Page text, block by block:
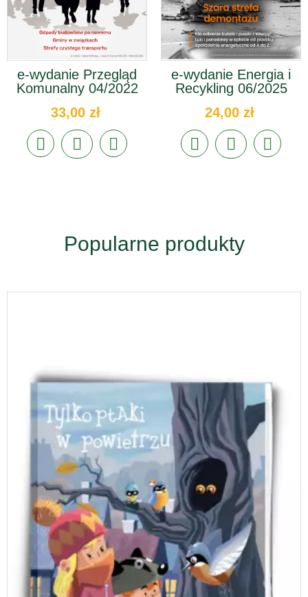
e-wydanie Przegląd
Komunalny 04/2022
33,00 zł
e-wydanie Energia i
Recykling 06/2025
24,00 zł
Popularne produkty